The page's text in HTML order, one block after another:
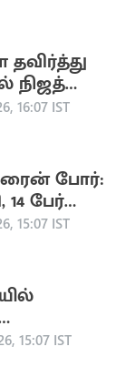
நிஜத்தை
உமர்
16:07 IST
போர்:
14 பேர்
15:07 IST
சிக்கக்
15:07 IST